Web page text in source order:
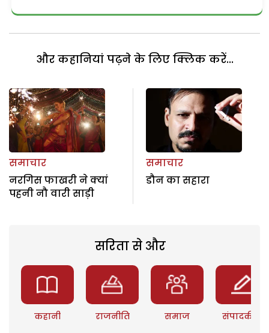
और कहानियां पढ़ने के लिए क्लिक करें...
समाचार
नरगिस फाखरी ने क्यां
पहनी नौ वारी साड़ी
समाचार
डौन का सहारा
सरिता से और
कहानी राजनीति समाज संपादकीय